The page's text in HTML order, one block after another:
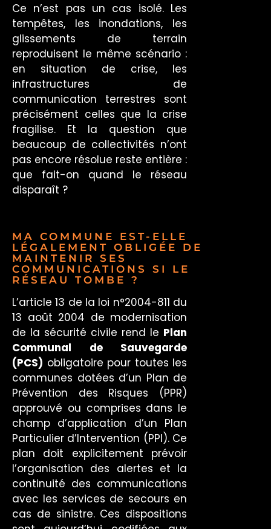
Ce n’est pas un cas isolé. Les
tempêtes, les inondations, les
glissements de terrain
reproduisent le même scénario :
en situation de crise, les
infrastructures de
communication terrestres sont
précisément celles que la crise
fragilise. Et la question que
beaucoup de collectivités n’ont
pas encore résolue reste entière :
que fait-on quand le réseau
disparaît ?
MA COMMUNE EST-ELLE
LÉGALEMENT OBLIGÉE DE
MAINTENIR SES
COMMUNICATIONS SI LE
RÉSEAU TOMBE ?
L’article 13 de la loi n°2004-811 du
13 août 2004 de modernisation
de la sécurité civile rend le Plan
Communal de Sauvegarde
(PCS) obligatoire pour toutes les
communes dotées d’un Plan de
Prévention des Risques (PPR)
approuvé ou comprises dans le
champ d’application d’un Plan
Particulier d’Intervention (PPI). Ce
plan doit explicitement prévoir
l’organisation des alertes et la
continuité des communications
avec les services de secours en
cas de sinistre. Ces dispositions